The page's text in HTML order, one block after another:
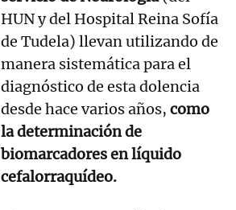
HUN y del Hospital Reina Sofía
de Tudela) llevan utilizando de
manera sistemática para el
diagnóstico de esta dolencia
desde hace varios años, como
la determinación de
biomarcadores en líquido
cefalorraquídeo.